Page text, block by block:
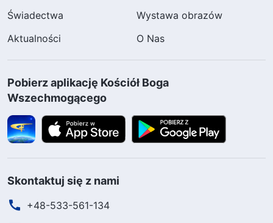
Świadectwa
Wystawa obrazów
Aktualności
O Nas
Pobierz aplikację Kościół Boga
Wszechmogącego
Skontaktuj się z nami
+48-533-561-134